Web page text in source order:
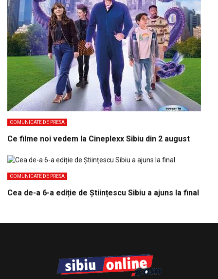
COMUNICATE DE PRESA
Ce filme noi vedem la Cineplexx Sibiu din 2 august
COMUNICATE DE PRESA
Cea de-a 6-a ediție de Științescu Sibiu a ajuns la final